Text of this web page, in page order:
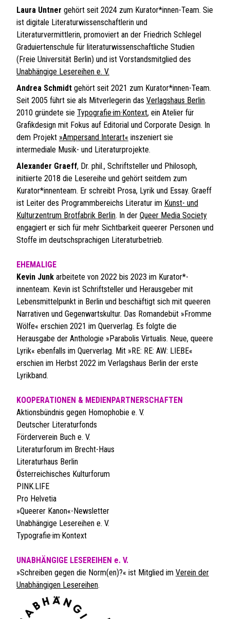
Laura Untner gehört seit 2024 zum Kurator*innen-Team. Sie
ist digitale Literaturwissenschaftlerin und
Literaturvermittlerin, promoviert an der Friedrich Schlegel
Graduiertenschule für literaturwissenschaftliche Studien
(Freie Universität Berlin) und ist Vorstandsmitglied des
Unabhängige Lesereihen e. V.
Andrea Schmidt gehört seit 2021 zum Kurator*innen-Team.
Seit 2005 führt sie als Mitverlegerin das Verlagshaus Berlin.
2010 gründete sie Typografie·im·Kontext, ein Atelier für
Grafikdesign mit Fokus auf Editorial und Corporate Design. In
dem Projekt »Ampersand Interart« inszeniert sie
intermediale Musik- und Literaturprojekte.
Alexander Graeff, Dr. phil., Schriftsteller und Philosoph,
initiierte 2018 die Lesereihe und gehört seitdem zum
Kurator*innenteam. Er schreibt Prosa, Lyrik und Essay. Graeff
ist Leiter des Programmbereichs Literatur im Kunst- und
Kulturzentrum Brotfabrik Berlin. In der Queer Media Society
engagiert er sich für mehr Sichtbarkeit queerer Personen und
Stoffe im deutschsprachigen Literaturbetrieb.
EHEMALIGE
Kevin Junk arbeitete von 2022 bis 2023 im Kurator*-
innenteam. Kevin ist Schriftsteller und Herausgeber mit
Lebensmittelpunkt in Berlin und beschäftigt sich mit queeren
Narrativen und Gegenwartskultur. Das Romandebüt »Fromme
Wölfe« erschien 2021 im Querverlag. Es folgte die
Herausgabe der Anthologie »Parabolis Virtualis. Neue, queere
Lyrik« ebenfalls im Querverlag. Mit »RE: RE: AW: LIEBE«
erschien im Herbst 2022 im Verlagshaus Berlin der erste
Lyrikband.
KOOPERATIONEN & MEDIENPARTNERSCHAFTEN
Aktionsbündnis gegen Homophobie e. V.
Deutscher Literaturfonds
Förderverein Buch e. V.
Literaturforum im Brecht-Haus
Literaturhaus Berlin
Österreichisches Kulturforum
PINK.LIFE
Pro Helvetia
»Queerer Kanon«-Newsletter
Unabhängige Lesereihen e. V.
Typografie·im·Kontext
UNABHÄNGIGE LESEREIHEN e. V.
»Schreiben gegen die Norm(en)?« ist Mitglied im Verein der
Unabhängigen Lesereihen.